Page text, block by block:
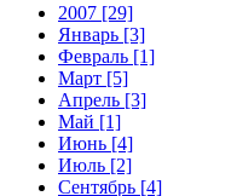
2007 [29]
Январь [3]
Февраль [1]
Март [5]
Апрель [3]
Май [1]
Июнь [4]
Июль [2]
Сентябрь [4]